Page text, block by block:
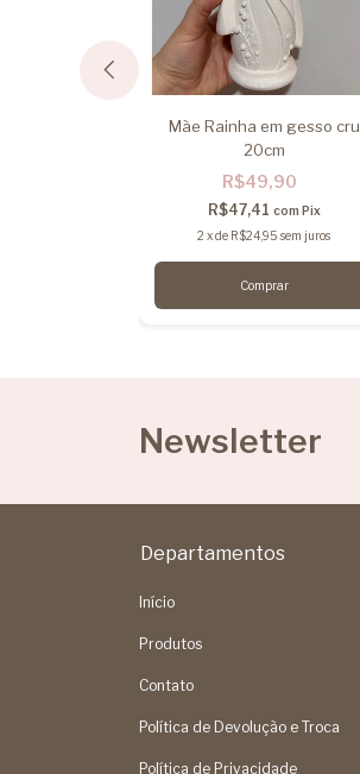
Mãe Rainha em gesso cru
20cm
R$49,90
R$47,41 com Pix
2 xde R$24,95 sem juros
Newsletter
Departamentos
Início
Produtos
Contato
Política de Devolução e Troca
Política de Privacidade